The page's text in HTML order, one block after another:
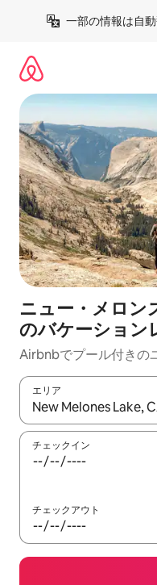
一部の情報は自
ニュー・メロン
のバケーション
Airbnbでプール付きの
エリア
検索結果が表示された
チェックイン
チェックアウト